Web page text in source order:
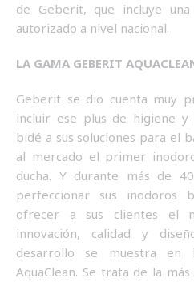
de Geberit, que incluye
autorizado a nivel nacional.
LA GAMA GEBERIT
Geberit se dio cuenta muy
incluir ese plus de higiene
bidé a sus soluciones para el
al mercado el primer
ducha. Y durante más de
perfeccionar sus inodoros
ofrecer a sus clientes el
innovación, calidad y
desarrollo se muestra en
AquaClean. Se trata de la